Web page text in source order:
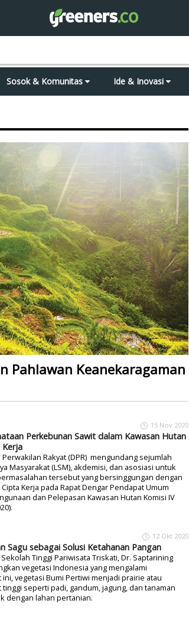
Sosok & Komunitas Ide & Inovasi
Pahlawan Keanekaragaman
15 Nov 2020
Perkebunan Sawit dalam Kawasan Hutan
Perwakilan Rakyat (DPR) mengundang sejumlah
Masyarakat (LSM), akdemisi, dan asosiasi untuk
tersebut yang bersinggungan dengan
Kerja pada Rapat Dengar Pendapat Umum
dan Pelepasan Kawasan Hutan Komisi IV
12 Okt 2020
Sagu sebagai Solusi Ketahanan Pangan
Tinggi Pariwisata Triskati, Dr. Saptarining
vegetasi Indonesia yang mengalami
vegetasi Bumi Pertiwi menjadi prairie atau
seperti padi, gandum, jagung, dan tanaman
dengan lahan pertanian.